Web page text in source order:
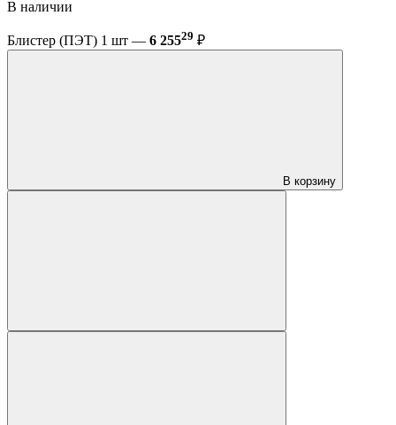
В наличии
Блистер (ПЭТ) 1 шт — 6 25529 ₽
В корзину